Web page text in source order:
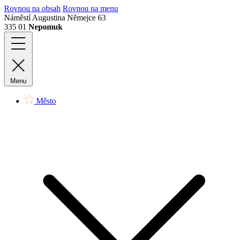
Rovnou na obsah Rovnou na menu
Náměstí Augustina Němejce 63
335 01 Nepomuk
Menu
Město